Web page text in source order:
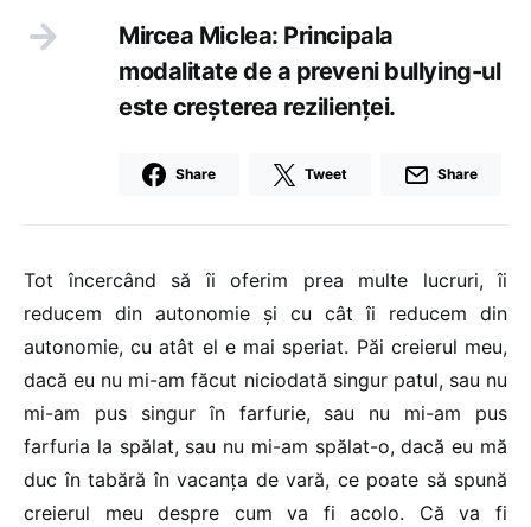
Mircea Miclea: Principala
modalitate de a preveni bullying-ul
este creșterea rezilienței.
Share Tweet Share
Tot încercând să îi oferim prea multe lucruri, îi
reducem din autonomie și cu cât îi reducem din
autonomie, cu atât el e mai speriat. Păi creierul meu,
dacă eu nu mi-am făcut niciodată singur patul, sau nu
mi-am pus singur în farfurie, sau nu mi-am pus
farfuria la spălat, sau nu mi-am spălat-o, dacă eu mă
duc în tabără în vacanța de vară, ce poate să spună
creierul meu despre cum va fi acolo. Că va fi